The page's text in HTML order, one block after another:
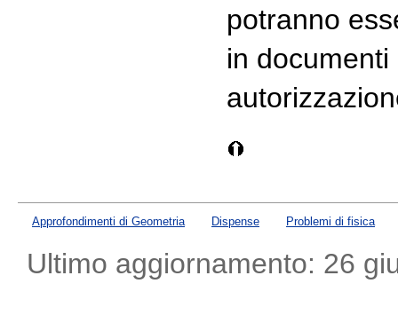
potranno
in
Approfondimenti di Geometria Dispense Problemi di fisica
Ultimo aggiornamento: 26